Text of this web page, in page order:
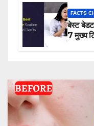
FACTS
बेस्ट
7 मुख्य